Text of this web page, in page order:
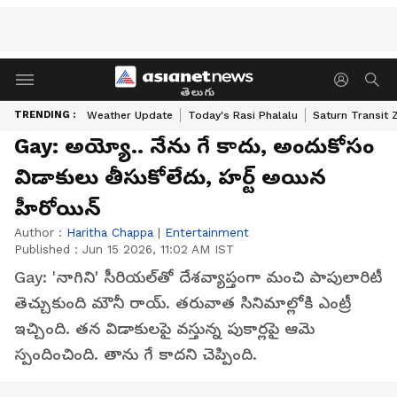
తెలుగు
TRENDING : Weather Update Today's Rasi Phalalu Saturn Transit
Gay: అయ్యో.. నేను గే కాదు, అందుకోసం
విడాకులు తీసుకోలేదు, హర్ట్ అయిన
హీరోయిన్
Author : Haritha Chappa | Entertainment
Published : Jun 15 2026, 11:02 AM IST
Gay: 'నాగిని' సీరియల్‌తో దేశవ్యాప్తంగా మంచి పాపులారిటీ
తెచ్చుకుంది మౌనీ రాయ్. తరువాత సినిమాల్లోకి ఎంట్రీ
ఇచ్చింది. తన విడాకులపై వస్తున్న పుకార్లపై ఆమె
స్పందించింది. తాను గే కాదని చెప్పింది.